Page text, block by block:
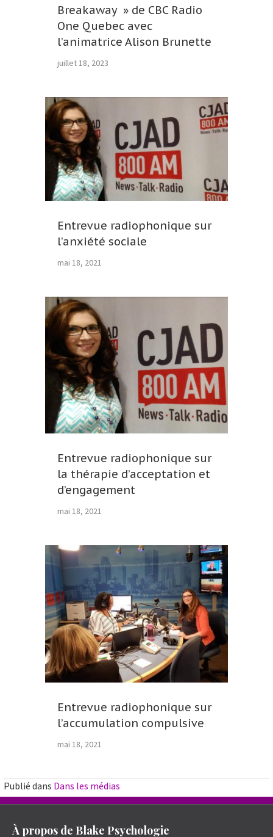
Breakaway » de CBC Radio
One Quebec avec
l’animatrice Alison Brunette
juillet 18, 2023
Entrevue radiophonique sur
l’anxiété sociale
mai 18, 2021
Entrevue radiophonique sur
la thérapie d’acceptation et
d’engagement
mai 18, 2021
Entrevue radiophonique sur
l’accumulation compulsive
mai 18, 2021
Publié dans Dans les médias
À propos de Blake Psychologie